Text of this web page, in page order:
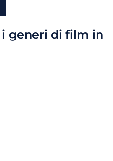
i generi di film in